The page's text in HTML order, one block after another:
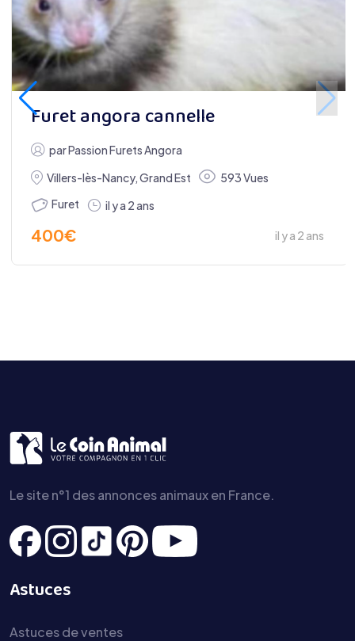
Furet angora cannelle
parPassion Furets Angora
Villers-lès-Nancy,Grand Est
593 Vues
Furet
il y a 2 ans
400€ il y a 2 ans
Le site n°1 des annonces animaux en France.
Astuces
Astuces de ventes